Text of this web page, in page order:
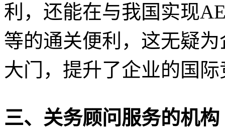
利，还能在与我国实现
等的通关便利，这无疑
大门，提升了企业的国
三、关务顾问服务的机构